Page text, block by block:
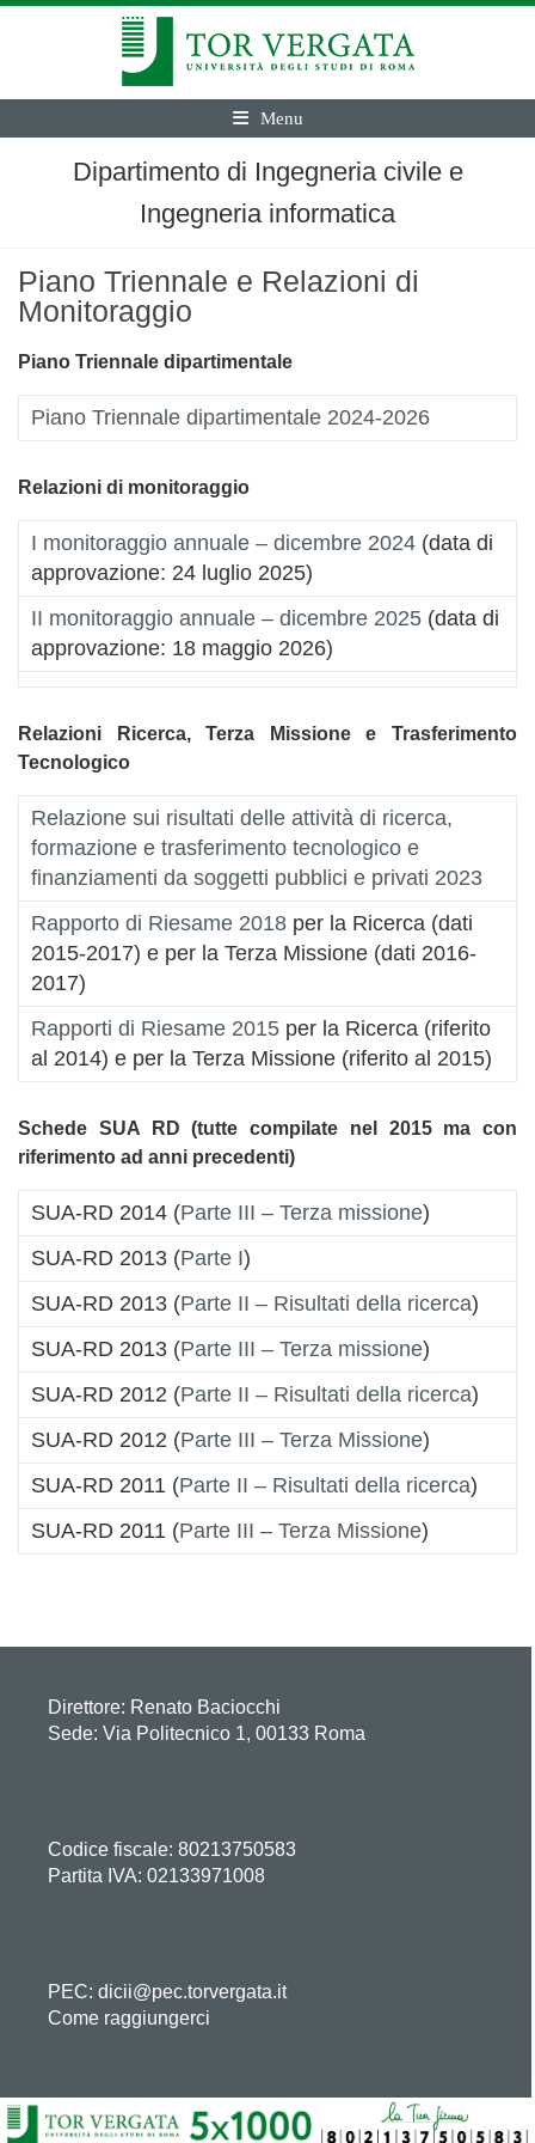
Menu
Dipartimento di Ingegneria civile e
Ingegneria informatica
Piano Triennale e Relazioni di
Monitoraggio
Piano Triennale dipartimentale
Piano Triennale dipartimentale 2024-2026
Relazioni di monitoraggio
I monitoraggio annuale – dicembre 2024 (data di
approvazione: 24 luglio 2025)
II monitoraggio annuale – dicembre 2025 (data di
approvazione: 18 maggio 2026)
Relazioni Ricerca, Terza Missione e Trasferimento
Tecnologico
Relazione sui risultati delle attività di ricerca,
formazione e trasferimento tecnologico e
finanziamenti da soggetti pubblici e privati 2023
Rapporto di Riesame 2018 per la Ricerca (dati
2015-2017) e per la Terza Missione (dati 2016-
2017)
Rapporti di Riesame 2015 per la Ricerca (riferito
al 2014) e per la Terza Missione (riferito al 2015)
Schede SUA RD (tutte compilate nel 2015 ma con
riferimento ad anni precedenti)
SUA-RD 2014 (Parte III – Terza missione)
SUA-RD 2013 (Parte I)
SUA-RD 2013 (Parte II – Risultati della ricerca)
SUA-RD 2013 (Parte III – Terza missione)
SUA-RD 2012 (Parte II – Risultati della ricerca)
SUA-RD 2012 (Parte III – Terza Missione)
SUA-RD 2011 (Parte II – Risultati della ricerca)
SUA-RD 2011 (Parte III – Terza Missione)
Direttore: Renato Baciocchi
Sede: Via Politecnico 1, 00133 Roma
Codice fiscale: 80213750583
Partita IVA: 02133971008
PEC: dicii@pec.torvergata.it
Come raggiungerci